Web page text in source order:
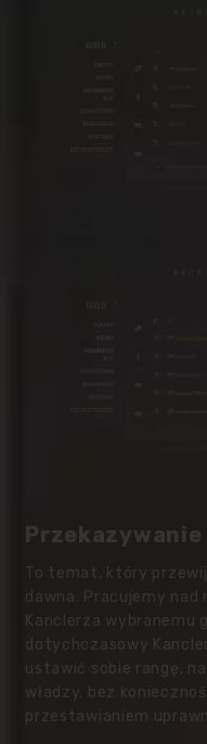
To temat, który
dawna. Pracujemy nad
Kanclerza wybranemu
dotychczasowy
ustawić sobie rangę,
władzy, bez
przestawianiem